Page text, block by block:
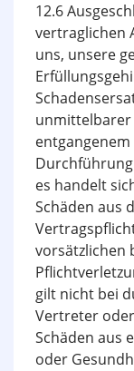
12.6
vertraglichen
uns, unsere
unmittelbarer
es handelt
Schäden aus
vorsätzlichen
gilt nicht bei
Vertreter
Schäden aus
oder